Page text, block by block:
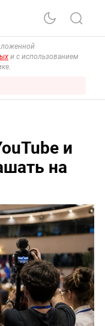
и с использованием
и
на